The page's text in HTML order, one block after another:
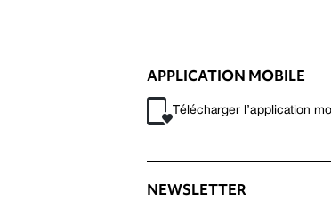
APPLICATION MOBILE
Télécharger l’application
NEWSLETTER